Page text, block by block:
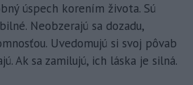
úspech korením života. Sú
Neobzerajú sa dozadu,
Uvedomujú si svoj pôvab
Ak sa zamilujú, ich láska je silná.